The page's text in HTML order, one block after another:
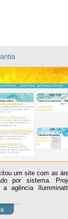
um site com as
por sistema.
a agência